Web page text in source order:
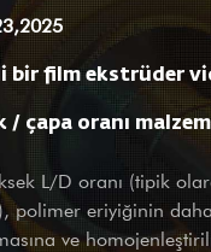
desteğinin yanı sıra
bir Tedarikçiyiz. Ürün ve
potansiyel müşterimiz
tüm kalbimizle ve
bir film ekstrüder
/ çapa oranı
nasıl etkiler?
L/D oranı (tipik
polimer eriyiğinin
ve